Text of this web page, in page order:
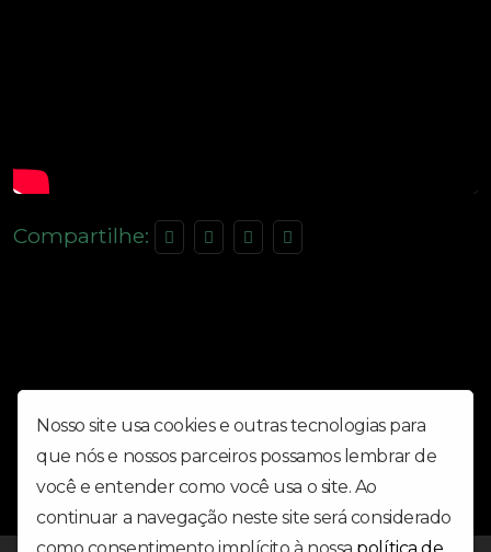
Compartilhe:
Nosso site usa cookies e outras tecnologias para
que nós e nossos parceiros possamos lembrar de
você e entender como você usa o site. Ao
continuar a navegação neste site será considerado